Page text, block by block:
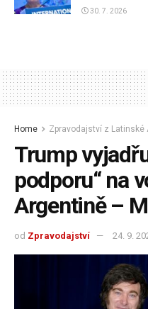
30. 7. 2026
Home Zpravodajství z Latinské
Trump
podporu“ na
Argentině –
od Zpravodajství 24. 9.